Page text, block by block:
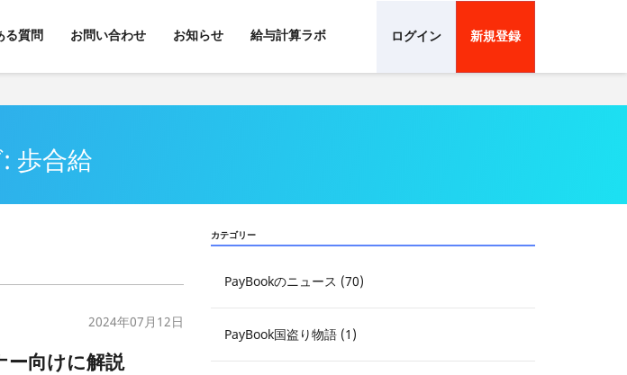
る質問 お問い合わせ お知らせ 給与計算ラボ ログイン 新規登録
歩合給
2024年07月12日
ー向けに解説
カテゴリー
PayBookのニュース (70)
PayBook国盗り物語 (1)